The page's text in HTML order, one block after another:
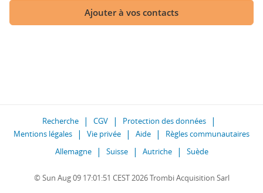
Ajouter à vos contacts
Recherche CGV
Protection des données
Mentions légales
Vie privée Aide
Règles communautaires
Allemagne
Suisse Autriche Suède
© Sun Aug 09 17:01:51 CEST 2026 Trombi Acquisition Sarl